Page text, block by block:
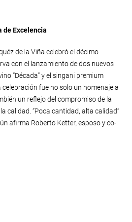
de Excelencia
de la Viña celebró el décimo
con el lanzamiento de dos nuevos
“Década” y el singani premium
celebración fue no solo un homenaje a
un reflejo del compromiso de la
calidad. “Poca cantidad, alta calidad”
afirma Roberto Ketter, esposo y co-